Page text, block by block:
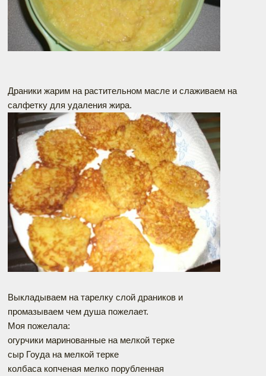
Драники жарим на растительном масле и слаживаем на
салфетку для удаления жира.
Выкладываем на тарелку слой драников и
промазываем чем душа пожелает.
Моя пожелала:
огурчики маринованные на мелкой терке
сыр Гоуда на мелкой терке
колбаса копченая мелко порубленная